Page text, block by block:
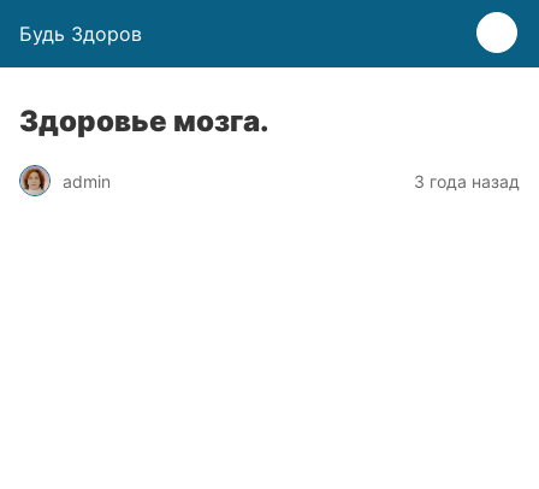
Будь Здоров
Здоровье мозга.
admin 3 года назад